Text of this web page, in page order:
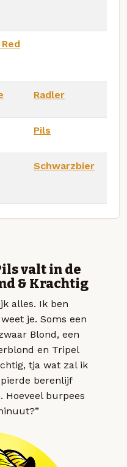
Radler
Pils
Schwarzbier
valt in de
& Krachtig
alles. Ik ben
je. Soms een
Blond, een
en Tripel
tja wat zal ik
berenlijf
Hoeveel burpees